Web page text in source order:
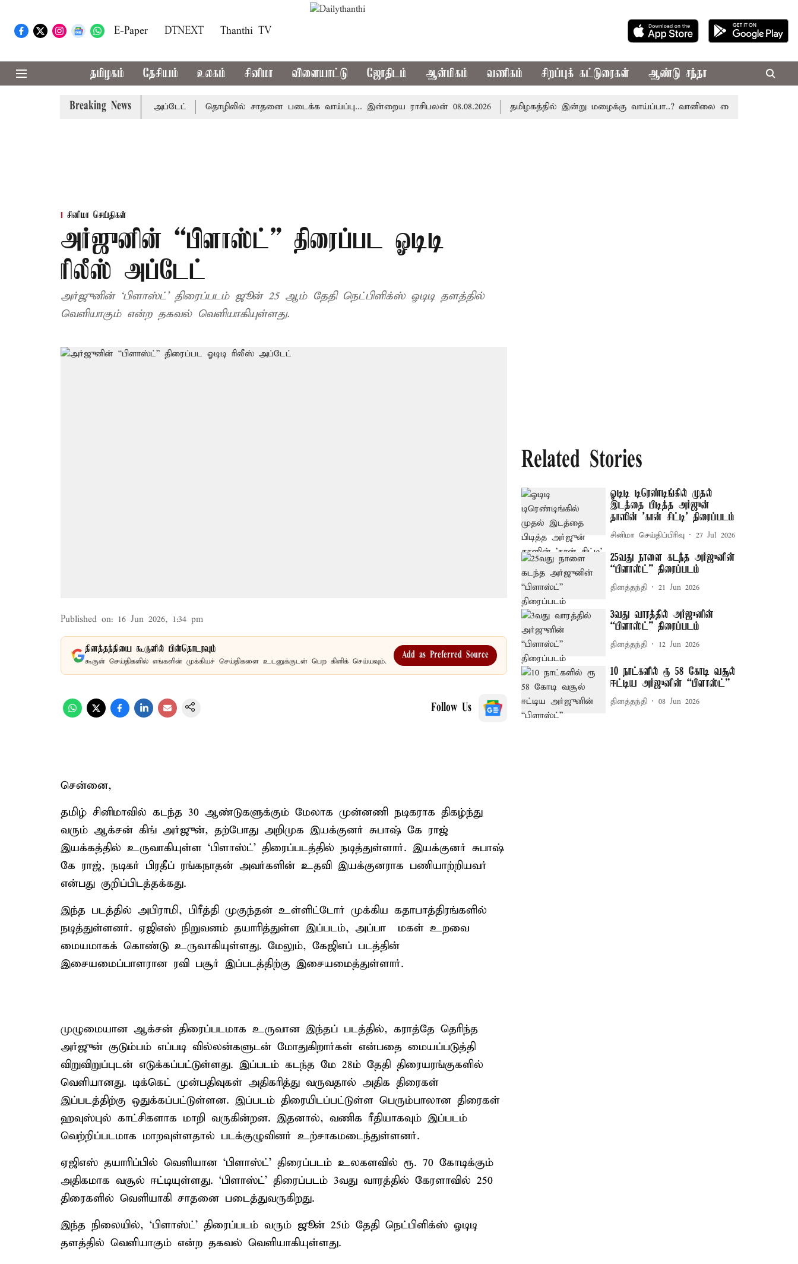
E-Paper DTNEXT Thanthi TV
தமிழகம் தேசியம் உலகம் சினிமா விளையாட்டு ஜோதிடம் ஆன்மிகம் வணிகம் சிறப்புக் கட்டுரைகள் ஆண்டு சந்தா
Breaking News
வாய்ப்பா..? வானிலை மையம் அப்டேட் தொழிலில் சாதனை படைக்க வாய்ப்பு... இன்றைய ராசிபலன் 08.08.2026 தமிழகத்தில் இன்று மழைக்கு வாய்ப்பா..? வானிலை மையம் அப்டேட்
சினிமா செய்திகள்
அர்ஜுனின் “பிளாஸ்ட்” திரைப்பட ஓடிடி
ரிலீஸ் அப்டேட்
அர்ஜுனின் ‘பிளாஸ்ட்’ திரைப்படம் ஜூன் 25 ஆம் தேதி நெட்பிளிக்ஸ் ஓடிடி தளத்தில்
வெளியாகும் என்ற தகவல் வெளியாகியுள்ளது.
Published on: 16 Jun 2026, 1:34 pm
தினத்தந்தியை கூகுளில் பின்தொடரவும்
கூகுள் செய்திகளில் எங்களின் முக்கியச் செய்திகளை உடனுக்குடன் பெற கிளிக் செய்யவும்.
Add as Preferred Source
Follow Us
சென்னை,
தமிழ் சினிமாவில் கடந்த 30 ஆண்டுகளுக்கும் மேலாக முன்னணி நடிகராக திகழ்ந்து
வரும் ஆக்சன் கிங் அர்ஜுன், தற்போது அறிமுக இயக்குனர் சுபாஷ் கே ராஜ்
இயக்கத்தில் உருவாகியுள்ள ‘பிளாஸ்ட்’ திரைப்படத்தில் நடித்துள்ளார். இயக்குனர் சுபாஷ்
கே ராஜ், நடிகர் பிரதீப் ரங்கநாதன் அவர்களின் உதவி இயக்குனராக பணியாற்றியவர்
என்பது குறிப்பிடத்தக்கது.
இந்த படத்தில் அபிராமி, பிரீத்தி முகுந்தன் உள்ளிட்டோர் முக்கிய கதாபாத்திரங்களில்
நடித்துள்ளனர். ஏஜிஎஸ் நிறுவனம் தயாரித்துள்ள இப்படம், அப்பா – மகள் உறவை
மையமாகக் கொண்டு உருவாகியுள்ளது. மேலும், கேஜிஎப் படத்தின்
இசையமைப்பாளரான ரவி பசூர் இப்படத்திற்கு இசையமைத்துள்ளார்.
முழுமையான ஆக்சன் திரைப்படமாக உருவான இந்தப் படத்தில், கராத்தே தெரிந்த
அர்ஜுன் குடும்பம் எப்படி வில்லன்களுடன் மோதுகிறார்கள் என்பதை மையப்படுத்தி
விறுவிறுப்புடன் எடுக்கப்பட்டுள்ளது. இப்படம் கடந்த மே 28ம் தேதி திரையரங்குகளில்
வெளியானது. டிக்கெட் முன்பதிவுகள் அதிகரித்து வருவதால் அதிக திரைகள்
இப்படத்திற்கு ஒதுக்கப்பட்டுள்ளன. இப்படம் திரையிடப்பட்டுள்ள பெரும்பாலான திரைகள்
ஹவுஸ்புல் காட்சிகளாக மாறி வருகின்றன. இதனால், வணிக ரீதியாகவும் இப்படம்
வெற்றிப்படமாக மாறவுள்ளதால் படக்குழுவினர் உற்சாகமடைந்துள்ளனர்.
ஏஜிஎஸ் தயாரிப்பில் வெளியான ‘பிளாஸ்ட்’ திரைப்படம் உலகளவில் ரூ. 70 கோடிக்கும்
அதிகமாக வசூல் ஈட்டியுள்ளது. ‘பிளாஸ்ட்’ திரைப்படம் 3வது வாரத்தில் கேரளாவில் 250
திரைகளில் வெளியாகி சாதனை படைத்துவருகிறது.
இந்த நிலையில், ‘பிளாஸ்ட்’ திரைப்படம் வரும் ஜூன் 25ம் தேதி நெட்பிளிக்ஸ் ஓடிடி
தளத்தில் வெளியாகும் என்ற தகவல் வெளியாகியுள்ளது.
Related Stories
ஓடிடி டிரெண்டிங்கில் முதல்
இடத்தை பிடித்த அர்ஜுன்
தாஸின் 'கான் சிட்டி' திரைப்படம்
சினிமா செய்திப்பிரிவு 27 Jul 2026
25வது நாளை கடந்த அர்ஜுனின்
“பிளாஸ்ட்” திரைப்படம்
தினத்தந்தி 21 Jun 2026
3வது வாரத்தில் அர்ஜுனின்
“பிளாஸ்ட்” திரைப்படம்
தினத்தந்தி 12 Jun 2026
10 நாட்களில் ரூ 58 கோடி வசூல்
ஈட்டிய அர்ஜுனின் “பிளாஸ்ட்”
தினத்தந்தி 08 Jun 2026